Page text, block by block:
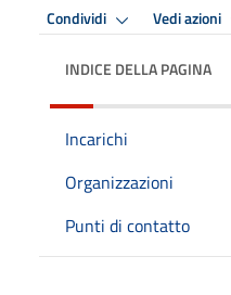
Condividi Vedi azioni
INDICE DELLA PAGINA
Incarichi
Organizzazioni
Punti di contatto